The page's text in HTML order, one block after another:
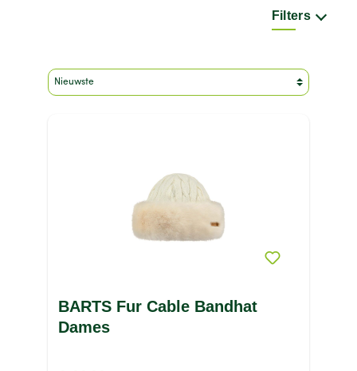
Filters
Maat Materiaal Sport
BARTS Fur Cable Bandhat
Dames